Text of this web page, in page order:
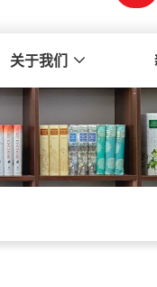
关于我们